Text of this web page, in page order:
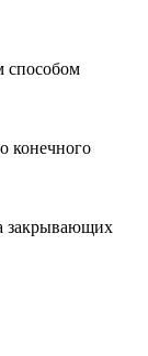
способом
конечного
закрывающих